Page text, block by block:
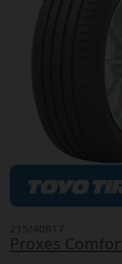
Proxes
215/40R17